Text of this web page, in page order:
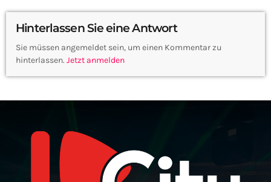
Hinterlassen Sie eine Antwort
Sie müssen angemeldet sein, um einen Kommentar zu
hinterlassen. Jetzt anmelden